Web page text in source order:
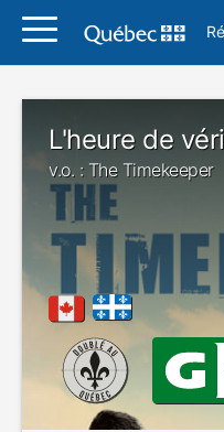
L'heure de
v.o. : The Timekeeper